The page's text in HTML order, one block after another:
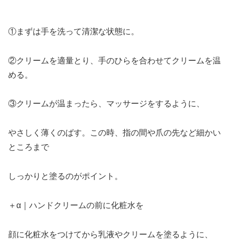
①まずは手を洗って清潔な状態に。
②クリームを適量とり、手のひらを合わせてクリームを温
める。
③クリームが温まったら、マッサージをするように、
やさしく薄くのばす。この時、指の間や爪の先など細かい
ところまで
しっかりと塗るのがポイント。
＋α｜ハンドクリームの前に化粧水を
顔に化粧水をつけてから乳液やクリームを塗るように、